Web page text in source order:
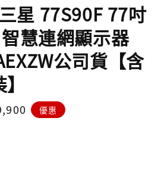
星 77S90F 77吋
慧連網顯示器
公司貨【含
優惠